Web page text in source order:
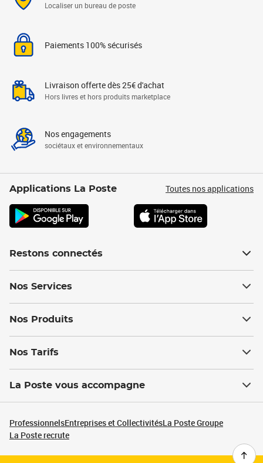
Localiser un bureau de poste
Paiements 100% sécurisés
Livraison offerte dès 25€ d'achat
Hors livres et hors produits marketplace
Nos engagements
sociétaux et environnementaux
Applications La Poste Toutes nos applications
Restons connectés
Nos Services
Nos Produits
Nos Tarifs
La Poste vous accompagne
ProfessionnelsEntreprises et CollectivitésLa Poste Groupe
La Poste recrute